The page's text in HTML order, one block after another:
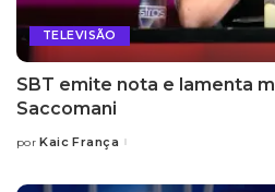
TELEVISÃO
SBT emite nota e lamenta
Saccomani
Posted
por Kaic França